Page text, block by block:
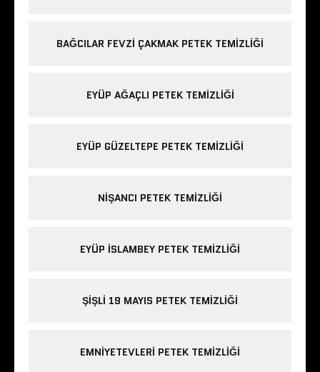
BAĞCILAR FEVZI ÇAKMAK PETEK TEMIZLIĞI
EYÜP AĞAÇLI PETEK TEMIZLIĞI
EYÜP GÜZELTEPE PETEK TEMIZLIĞI
NIŞANCI PETEK TEMIZLIĞI
EYÜP ISLAMBEY PETEK TEMIZLIĞI
ŞIŞLI 19 MAYIS PETEK TEMIZLIĞI
EMNIYETEVLERI PETEK TEMIZLIĞI